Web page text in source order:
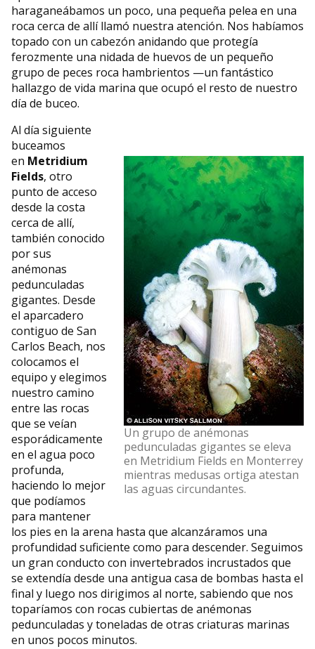
haraganeábamos un poco, una pequeña pelea en una
roca cerca de allí llamó nuestra atención. Nos habíamos
topado con un cabezón anidando que protegía
ferozmente una nidada de huevos de un pequeño
grupo de peces roca hambrientos —un fantástico
hallazgo de vida marina que ocupó el resto de nuestro
día de buceo.
Un grupo de anémonas
pedunculadas gigantes se eleva
en Metridium Fields en Monterrey
mientras medusas ortiga atestan
las aguas circundantes.
Al día siguiente
buceamos
en Metridium
Fields, otro
punto de acceso
desde la costa
cerca de allí,
también conocido
por sus
anémonas
pedunculadas
gigantes. Desde
el aparcadero
contiguo de San
Carlos Beach, nos
colocamos el
equipo y elegimos
nuestro camino
entre las rocas
que se veían
esporádicamente
en el agua poco
profunda,
haciendo lo mejor
que podíamos
para mantener
los pies en la arena hasta que alcanzáramos una
profundidad suficiente como para descender. Seguimos
un gran conducto con invertebrados incrustados que
se extendía desde una antigua casa de bombas hasta el
final y luego nos dirigimos al norte, sabiendo que nos
toparíamos con rocas cubiertas de anémonas
pedunculadas y toneladas de otras criaturas marinas
en unos pocos minutos.